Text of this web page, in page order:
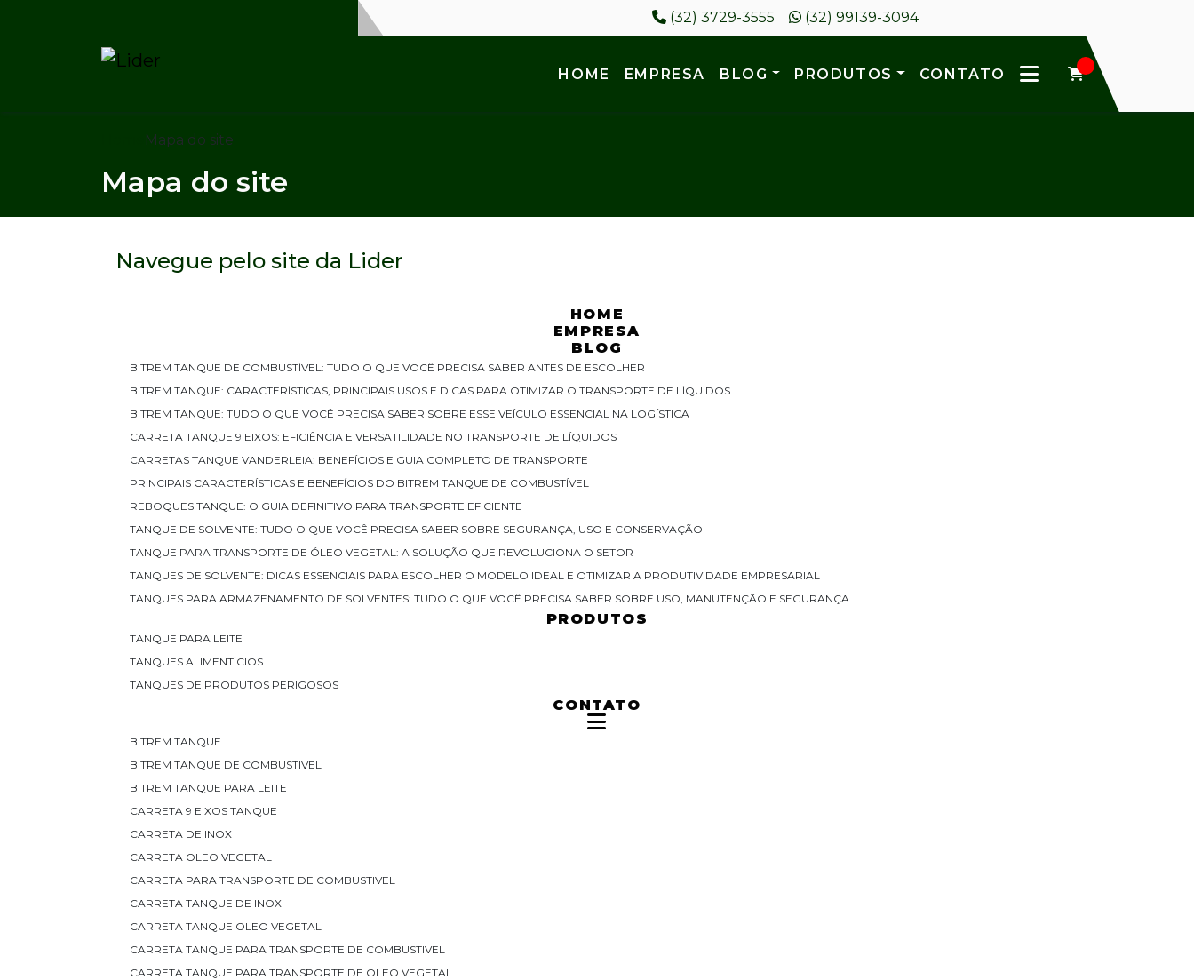
(32) 3729-3555 (32) 99139-3094
HOME EMPRESA BLOG PRODUTOS CONTATO
Mapa do site
Mapa do site
Navegue pelo site da Lider
HOME
EMPRESA
BLOG
BITREM TANQUE DE COMBUSTÍVEL: TUDO O QUE VOCÊ PRECISA SABER ANTES DE ESCOLHER
BITREM TANQUE: CARACTERÍSTICAS, PRINCIPAIS USOS E DICAS PARA OTIMIZAR O TRANSPORTE DE LÍQUIDOS
BITREM TANQUE: TUDO O QUE VOCÊ PRECISA SABER SOBRE ESSE VEÍCULO ESSENCIAL NA LOGÍSTICA
CARRETA TANQUE 9 EIXOS: EFICIÊNCIA E VERSATILIDADE NO TRANSPORTE DE LÍQUIDOS
CARRETAS TANQUE VANDERLEIA: BENEFÍCIOS E GUIA COMPLETO DE TRANSPORTE
PRINCIPAIS CARACTERÍSTICAS E BENEFÍCIOS DO BITREM TANQUE DE COMBUSTÍVEL
REBOQUES TANQUE: O GUIA DEFINITIVO PARA TRANSPORTE EFICIENTE
TANQUE DE SOLVENTE: TUDO O QUE VOCÊ PRECISA SABER SOBRE SEGURANÇA, USO E CONSERVAÇÃO
TANQUE PARA TRANSPORTE DE ÓLEO VEGETAL: A SOLUÇÃO QUE REVOLUCIONA O SETOR
TANQUES DE SOLVENTE: DICAS ESSENCIAIS PARA ESCOLHER O MODELO IDEAL E OTIMIZAR A PRODUTIVIDADE EMPRESARIAL
TANQUES PARA ARMAZENAMENTO DE SOLVENTES: TUDO O QUE VOCÊ PRECISA SABER SOBRE USO, MANUTENÇÃO E SEGURANÇA
PRODUTOS
TANQUE PARA LEITE
TANQUES ALIMENTÍCIOS
TANQUES DE PRODUTOS PERIGOSOS
CONTATO
BITREM TANQUE
BITREM TANQUE DE COMBUSTIVEL
BITREM TANQUE PARA LEITE
CARRETA 9 EIXOS TANQUE
CARRETA DE INOX
CARRETA OLEO VEGETAL
CARRETA PARA TRANSPORTE DE COMBUSTIVEL
CARRETA TANQUE DE INOX
CARRETA TANQUE OLEO VEGETAL
CARRETA TANQUE PARA TRANSPORTE DE COMBUSTIVEL
CARRETA TANQUE PARA TRANSPORTE DE OLEO VEGETAL